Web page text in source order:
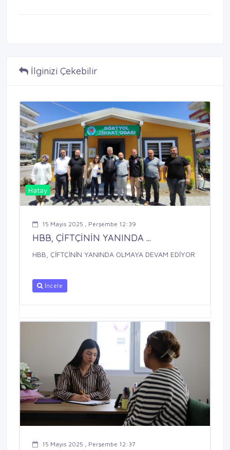
İlginizi Çekebilir
Hatay
15 Mayıs 2025 , Perşembe 12:39
HBB, ÇİFTÇİNİN YANINDA ...
HBB, ÇİFTÇİNİN YANINDA OLMAYA DEVAM EDİYOR
İncele
15 Mayıs 2025 , Perşembe 12:37